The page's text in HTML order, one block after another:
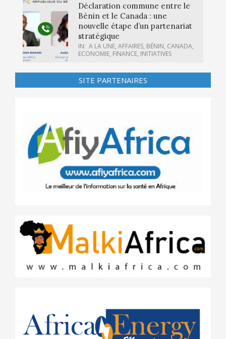
Déclaration commune entre le
Bénin et le Canada : une
nouvelle étape d’un partenariat
stratégique
IN: A LA UNE, AFFAIRES, BÉNIN, CANADA,
ECONOMIE, FINANCE, INITIATIVES
SITE PARTENAIRES